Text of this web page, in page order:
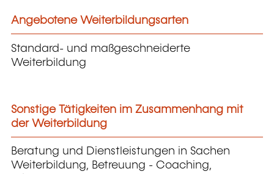
Angebotene Weiterbildungsarten
Standard- und maßgeschneiderte
Weiterbildung
Sonstige Tätigkeiten im Zusammenhang mit
der Weiterbildung
Beratung und Dienstleistungen in Sachen
Weiterbildung, Betreuung - Coaching,